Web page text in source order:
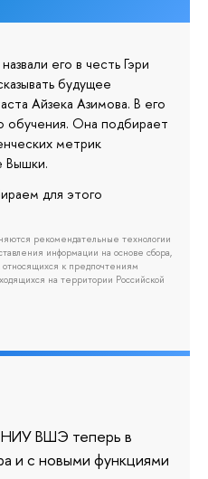
его в честь Гэри
будущее
Айзека Азимова. В его
обучения. Она подбирает
метрик
Вышки.
для этого
рекомендательные технологии
информации на основе сбора,
к предпочтениям
на территории Российской
НИУ ВШЭ теперь в
и с новыми функциями